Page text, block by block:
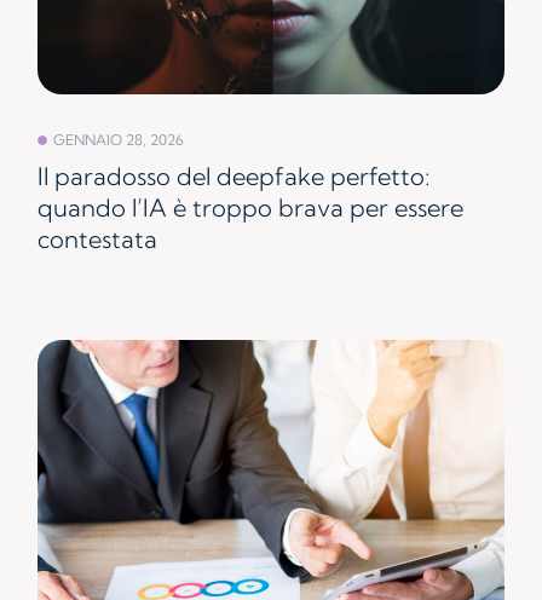
GENNAIO 28, 2026
Il paradosso del deepfake perfetto:
quando l’IA è troppo brava per essere
contestata